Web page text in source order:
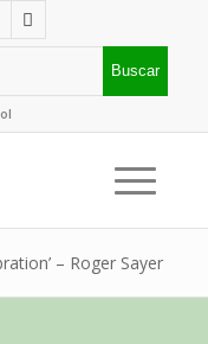
– Roger Sayer